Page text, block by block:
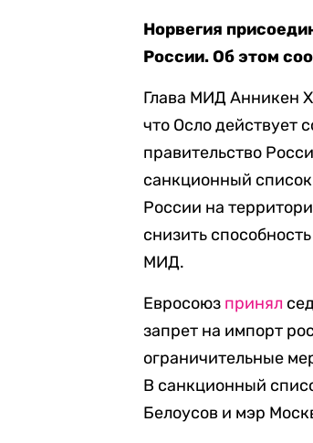
Норвегия
России. Об этом
Глава МИД Анникен
что Осло действует
правительство
санкционный
России на
снизить
МИД.
Евросоюз принял
запрет на импорт
ограничительные
В санкционный
Белоусов и мэр